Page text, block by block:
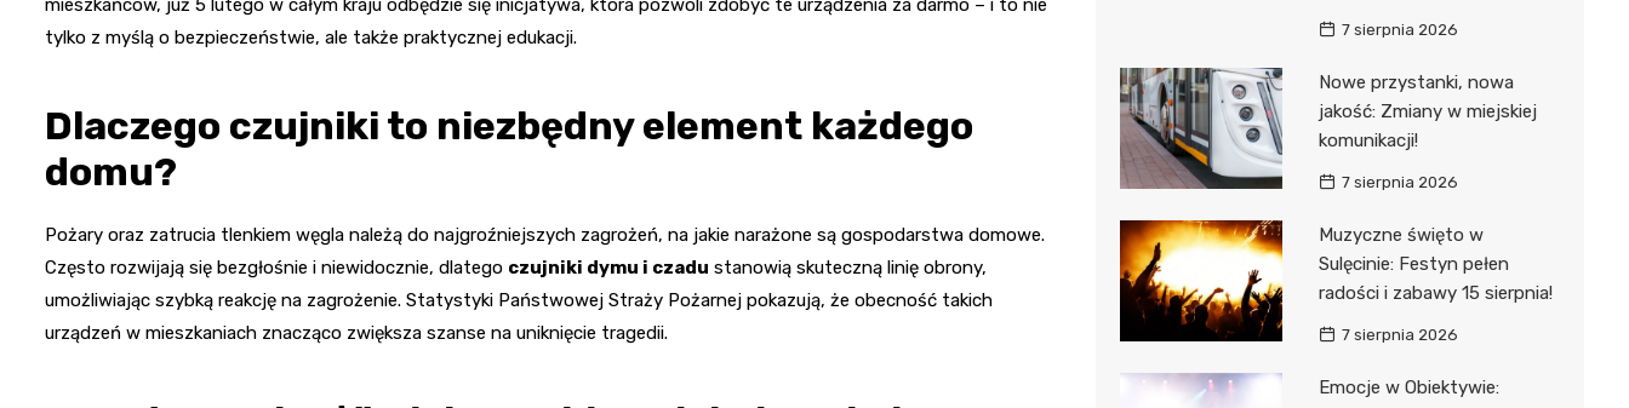
mieszkańców, już 5 lutego w całym kraju odbędzie się inicjatywa, która pozwoli zdobyć te urządzenia za darmo – i to nie
tylko z myślą o bezpieczeństwie, ale także praktycznej edukacji.
Dlaczego czujniki to niezbędny element każdego
domu?
Pożary oraz zatrucia tlenkiem węgla należą do najgroźniejszych zagrożeń, na jakie narażone są gospodarstwa domowe.
Często rozwijają się bezgłośnie i niewidocznie, dlatego czujniki dymu i czadu stanowią skuteczną linię obrony,
umożliwiając szybką reakcję na zagrożenie. Statystyki Państwowej Straży Pożarnej pokazują, że obecność takich
urządzeń w mieszkaniach znacząco zwiększa szanse na uniknięcie tragedii.
7 sierpnia 2026
Nowe przystanki, nowa
jakość: Zmiany w miejskiej
komunikacji!
7 sierpnia 2026
Muzyczne święto w
Sulęcinie: Festyn pełen
radości i zabawy 15 sierpnia!
7 sierpnia 2026
Emocje w Obiektywie: